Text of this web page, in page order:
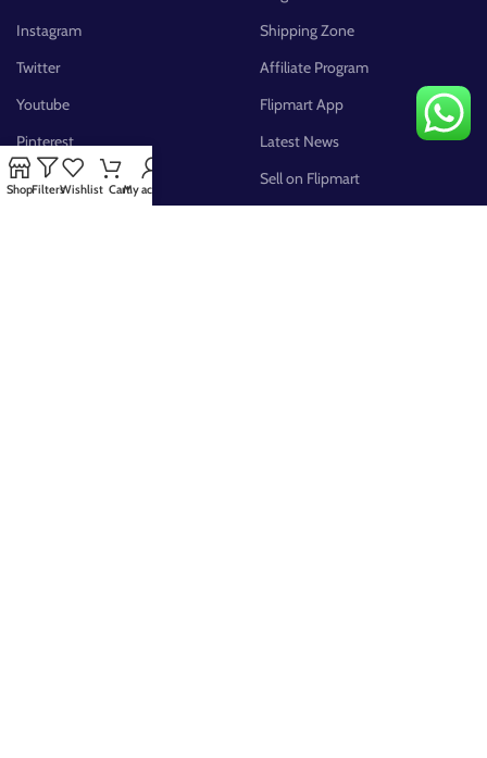
Instagram
Twitter
Youtube
Pinterest
FB Group
Shipping Zone
Affiliate Program
Flipmart App
Latest News
Sell on Flipmart
ShopFiltersWishlist CartMy account